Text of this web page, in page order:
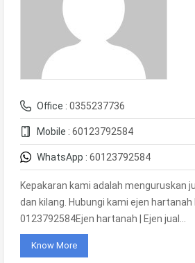
Office : 0355237736
Mobile : 60123792584
WhatsApp : 60123792584
Kepakaran kami adalah menguruskan
dan kilang. Hubungi kami ejen
0123792584Ejen hartanah | Ejen jual…
Know More